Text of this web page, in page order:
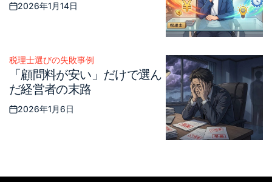
Posted
2026年1月14日
Posted
税理士選びの失敗事例
「顧問料が安い」だけで選ん
だ経営者の末路
Posted
2026年1月6日